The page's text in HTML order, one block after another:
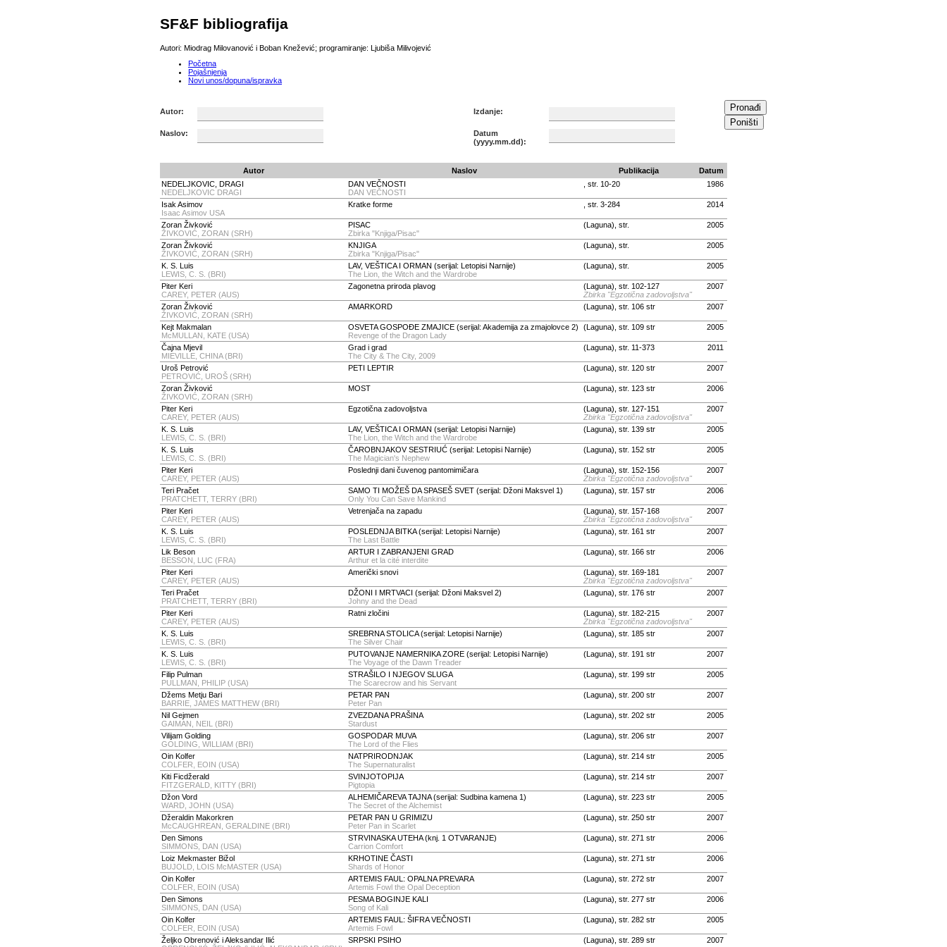
SF&F bibliografija
Autori: Miodrag Milovanović i Boban Knežević; programiranje: Ljubiša Milivojević
Početna
Pojašnjenja
Novi unos/dopuna/ispravka
Autor:
Naslov:
Izdanje:
Datum
(yyyy.mm.dd):
Pronađi
Poništi
Autor Naslov Publikacija
Datum
NEDELJKOVIC, DRAGI
NEDELJKOVIC DRAGI
DAN VEČNOSTI
DAN VEČNOSTI
, str. 10-20 1986
Isak Asimov
Isaac Asimov USA
Kratke forme , str. 3-284 2014
Zoran Živković
ŽIVKOVIĆ, ZORAN (SRH)
PISAC
Zbirka "Knjiga/Pisac"
(Laguna), str. 2005
Zoran Živković
ŽIVKOVIĆ, ZORAN (SRH)
KNJIGA
Zbirka "Knjiga/Pisac"
(Laguna), str. 2005
K. S. Luis
LEWIS, C. S. (BRI)
LAV, VEŠTICA I ORMAN (serijal: Letopisi Narnije)
The Lion, the Witch and the Wardrobe
(Laguna), str. 2005
Piter Keri
CAREY, PETER (AUS)
Zagonetna priroda plavog
(Laguna), str. 102-127
Zbirka "Egzotična zadovoljstva"
2007
Zoran Živković
ŽIVKOVIĆ, ZORAN (SRH)
AMARKORD (Laguna), str. 106 str 2007
Kejt Makmalan
McMULLAN, KATE (USA)
OSVETA GOSPOĐE ZMAJICE (serijal: Akademija za zmajolovce 2)
Revenge of the Dragon Lady
(Laguna), str. 109 str 2005
Čajna Mjevil
MIEVILLE, CHINA (BRI)
Grad i grad
The City & The City, 2009
(Laguna), str. 11-373 2011
Uroš Petrović
PETROVIĆ, UROŠ (SRH)
PETI LEPTIR (Laguna), str. 120 str 2007
Zoran Živković
ŽIVKOVIĆ, ZORAN (SRH)
MOST (Laguna), str. 123 str 2006
Piter Keri
CAREY, PETER (AUS)
Egzotična zadovoljstva
(Laguna), str. 127-151
Zbirka "Egzotična zadovoljstva"
2007
K. S. Luis
LEWIS, C. S. (BRI)
LAV, VEŠTICA I ORMAN (serijal: Letopisi Narnije)
The Lion, the Witch and the Wardrobe
(Laguna), str. 139 str 2005
K. S. Luis
LEWIS, C. S. (BRI)
ČAROBNJAKOV SESTRIUĆ (serijal: Letopisi Narnije)
The Magician's Nephew
(Laguna), str. 152 str 2005
Piter Keri
CAREY, PETER (AUS)
Poslednji dani čuvenog pantomimičara
(Laguna), str. 152-156
Zbirka "Egzotična zadovoljstva"
2007
Teri Pračet
PRATCHETT, TERRY (BRI)
SAMO TI MOŽEŠ DA SPASEŠ SVET (serijal: Džoni Maksvel 1)
Only You Can Save Mankind
(Laguna), str. 157 str 2006
Piter Keri
CAREY, PETER (AUS)
Vetrenjača na zapadu
(Laguna), str. 157-168
Zbirka "Egzotična zadovoljstva"
2007
K. S. Luis
LEWIS, C. S. (BRI)
POSLEDNJA BITKA (serijal: Letopisi Narnije)
The Last Battle
(Laguna), str. 161 str 2007
Lik Beson
BESSON, LUC (FRA)
ARTUR I ZABRANJENI GRAD
Arthur et la cité interdite
(Laguna), str. 166 str 2006
Piter Keri
CAREY, PETER (AUS)
Američki snovi
(Laguna), str. 169-181
Zbirka "Egzotična zadovoljstva"
2007
Teri Pračet
PRATCHETT, TERRY (BRI)
DŽONI I MRTVACI (serijal: Džoni Maksvel 2)
Johny and the Dead
(Laguna), str. 176 str 2007
Piter Keri
CAREY, PETER (AUS)
Ratni zločini
(Laguna), str. 182-215
Zbirka "Egzotična zadovoljstva"
2007
K. S. Luis
LEWIS, C. S. (BRI)
SREBRNA STOLICA (serijal: Letopisi Narnije)
The Silver Chair
(Laguna), str. 185 str 2007
K. S. Luis
LEWIS, C. S. (BRI)
PUTOVANJE NAMERNIKA ZORE (serijal: Letopisi Narnije)
The Voyage of the Dawn Treader
(Laguna), str. 191 str 2007
Filip Pulman
PULLMAN, PHILIP (USA)
STRAŠILO I NJEGOV SLUGA
The Scarecrow and his Servant
(Laguna), str. 199 str 2005
Džems Metju Bari
BARRIE, JAMES MATTHEW (BRI)
PETAR PAN
Peter Pan
(Laguna), str. 200 str 2007
Nil Gejmen
GAIMAN, NEIL (BRI)
ZVEZDANA PRAŠINA
Stardust
(Laguna), str. 202 str 2005
Vilijam Golding
GOLDING, WILLIAM (BRI)
GOSPODAR MUVA
The Lord of the Flies
(Laguna), str. 206 str 2007
Oin Kolfer
COLFER, EOIN (USA)
NATPRIRODNJAK
The Supernaturalist
(Laguna), str. 214 str 2005
Kiti Ficdžerald
FITZGERALD, KITTY (BRI)
SVINJOTOPIJA
Pigtopia
(Laguna), str. 214 str 2007
Džon Vord
WARD, JOHN (USA)
ALHEMIČAREVA TAJNA (serijal: Sudbina kamena 1)
The Secret of the Alchemist
(Laguna), str. 223 str 2005
Džeraldin Makorkren
McCAUGHREAN, GERALDINE (BRI)
PETAR PAN U GRIMIZU
Peter Pan in Scarlet
(Laguna), str. 250 str 2007
Den Simons
SIMMONS, DAN (USA)
STRVINASKA UTEHA (knj. 1 OTVARANJE)
Carrion Comfort
(Laguna), str. 271 str 2006
Loiz Mekmaster Bižol
BUJOLD, LOIS McMASTER (USA)
KRHOTINE ČASTI
Shards of Honor
(Laguna), str. 271 str 2006
Oin Kolfer
COLFER, EOIN (USA)
ARTEMIS FAUL: OPALNA PREVARA
Artemis Fowl the Opal Deception
(Laguna), str. 272 str 2007
Den Simons
SIMMONS, DAN (USA)
PESMA BOGINJE KALI
Song of Kali
(Laguna), str. 277 str 2006
Oin Kolfer
COLFER, EOIN (USA)
ARTEMIS FAUL: ŠIFRA VEČNOSTI
Artemis Fowl
(Laguna), str. 282 str 2005
Željko Obrenović i Aleksandar Ilić
SRPSKI PSIHO (Laguna), str. 289 str 2007